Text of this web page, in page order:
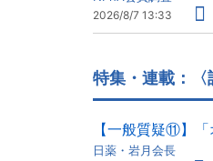
2026/8/7 13:33
特集・連載：
【一般質疑⑪】
日薬・岩月会長